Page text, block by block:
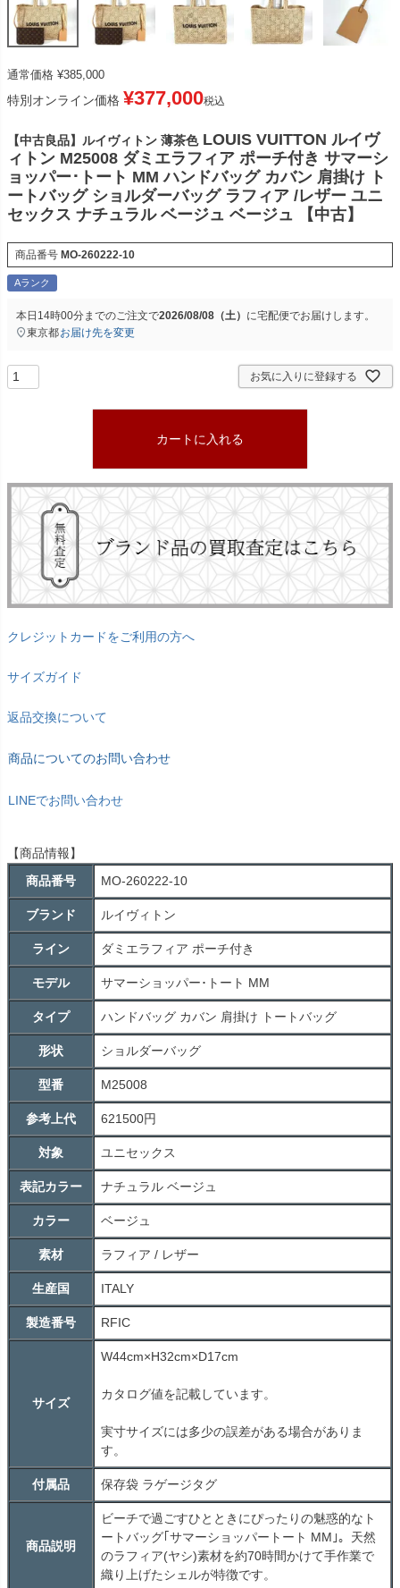
通常価格 ¥385,000
特別オンライン価格 ¥377,000税込
【中古良品】ルイヴィトン 薄茶色 LOUIS VUITTON ルイヴ
ィトン M25008 ダミエラフィア ポーチ付き サマーシ
ョッパー･トート MM ハンドバッグ カバン 肩掛け ト
ートバッグ ショルダーバッグ ラフィア /レザー ユニ
セックス ナチュラル ベージュ ベージュ 【中古】
商品番号 MO-260222-10
Aランク
本日 14時00分までのご注文で2026/08/08（土） に宅配便でお届けします。
東京都お届け先を変更
お気に入りに登録する
カートに入れる
クレジットカードをご利用の方へ
サイズガイド
返品交換について
商品についてのお問い合わせ
LINEでお問い合わせ
【商品情報】
商品番号
MO-260222-10
ブランド ルイヴィトン
ライン ダミエラフィア ポーチ付き
モデル サマーショッパー･トート MM
タイプ ハンドバッグ カバン 肩掛け トートバッグ
形状 ショルダーバッグ
型番 M25008
参考上代 621500円
対象 ユニセックス
表記カラー ナチュラル ベージュ
カラー ベージュ
素材 ラフィア / レザー
生産国 ITALY
製造番号 RFIC
サイズ
W44cm×H32cm×D17cm
カタログ値を記載しています。
実寸サイズには多少の誤差がある場合がありま
す。
付属品 保存袋 ラゲージタグ
商品説明
ビーチで過ごすひとときにぴったりの魅惑的なト
ートバッグ｢サマーショッパートート MM｣。天然
のラフィア(ヤシ)素材を約70時間かけて手作業で
織り上げたシェルが特徴です。